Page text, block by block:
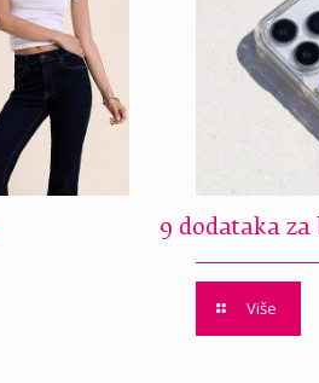
9 dodataka
Više